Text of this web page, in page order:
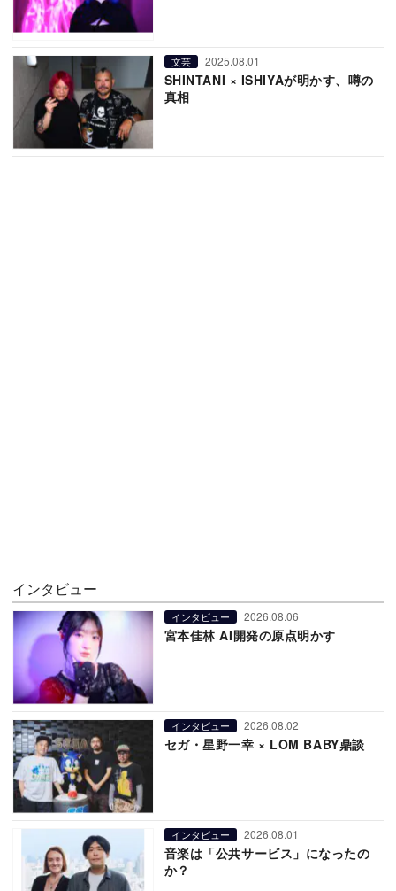
文芸 2025.08.01
SHINTANI × ISHIYAが明かす、噂の
真相
インタビュー
インタビュー 2026.08.06
宮本佳林 AI開発の原点明かす
インタビュー 2026.08.02
セガ・星野一幸 × LOM BABY鼎談
インタビュー 2026.08.01
音楽は「公共サービス」になったの
か？